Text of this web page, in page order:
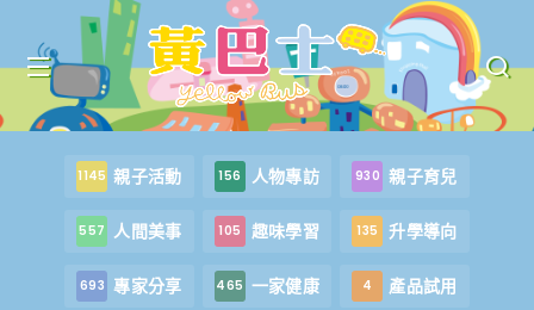
1145 親子活動 156 人物專訪 930 親子育兒
557 人間美事 105 趣味學習 135 升學導向
693 專家分享 465 一家健康 4 產品試用